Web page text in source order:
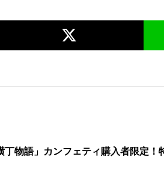
丁物語」カンフェティ購入者限定